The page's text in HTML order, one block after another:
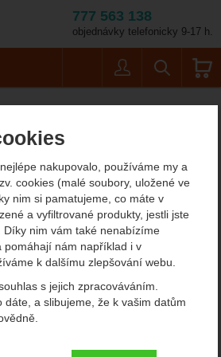
nakupovalo, používáme my a
cookies (malé soubory, uložené ve
nim si pamatujeme, co máte v
a vyfiltrované produkty, jestli jste
Díky nim vám také nenabízíme
pomáhají nám například i v
k dalšímu zlepšování webu.
s jejich zpracováváním.
dáte, a slibujeme, že k vašim datům
s kategoriemi
777 563 138
objednávky telefonicky 9-17 h.
Velikost: 37 EU
Mythos